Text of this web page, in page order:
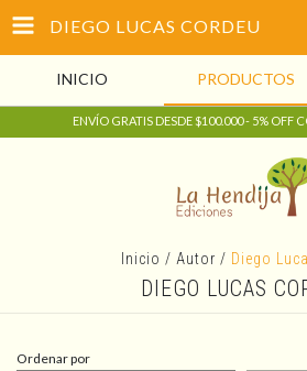
DIEGO LUCAS CORDEU
INICIO PRODUCTOS
ENVÍO GRATIS DESDE $100.000 - 5% OFF
Inicio / Autor / Diego
DIEGO LUCAS
Ordenar por